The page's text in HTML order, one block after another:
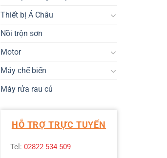
Thiết bị Á Châu
Nồi trộn sơn
Motor
Máy chế biến
Máy rửa rau củ
HỖ TRỢ TRỰC TUYẾN
Tel: 02822 534 509